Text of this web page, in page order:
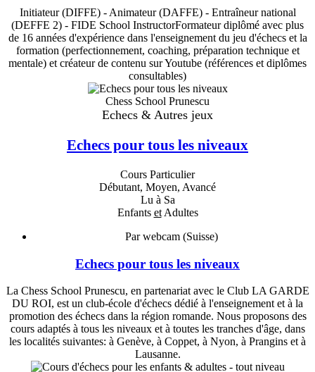
Initiateur (DIFFE) - Animateur (DAFFE) - Entraîneur national
(DEFFE 2) - FIDE School InstructorFormateur diplômé avec plus
de 16 années d'expérience dans l'enseignement du jeu d'échecs et la
formation (perfectionnement, coaching, préparation technique et
mentale) et créateur de contenu sur Youtube (références et diplômes
consultables)
Chess School Prunescu
Echecs & Autres jeux
Echecs pour tous les niveaux
Cours Particulier
Débutant, Moyen, Avancé
Lu à Sa
Enfants etAdultes
Par webcam (Suisse)
Echecs pour tous les niveaux
La Chess School Prunescu, en partenariat avec le Club LA GARDE
DU ROI, est un club-école d'échecs dédié à l'enseignement et à la
promotion des échecs dans la région romande. Nous proposons des
cours adaptés à tous les niveaux et à toutes les tranches d'âge, dans
les localités suivantes: à Genève, à Coppet, à Nyon, à Prangins et à
Lausanne.